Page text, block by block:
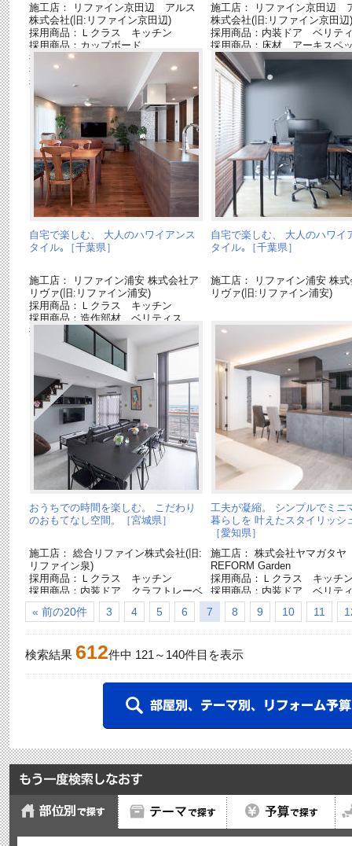
施工店： リファイン京田辺 アルス
株式会社(旧:リファイン京田辺)
採用商品：Ｌクラス キッチン
採用商品：カップボード
採用商品：内装ドア ベリティス
採用商品：シンクロ調色LED照明
採用商品：床材 アーキスペックフロ
アー
施工店： リファイン京田辺
株式会社(旧:リファイン京田辺)
採用商品：内装ドア ベリテ
採用商品：床材 アーキスペ
アー
自宅で楽しむ、 大人のハワイアンス
タイル｡［千葉県］
施工店： リファイン浦安 株式会社ア
リヴァ(旧:リファイン浦安)
採用商品：Ｌクラス キッチン
採用商品：造作部材 ベリティス
採用商品：照明器具
自宅で楽しむ、 大人のハワイ
タイル｡［千葉県］
施工店： リファイン浦安 株式
リヴァ(旧:リファイン浦安)
おうちでの時間を楽しむ。 こだわり
のおもてなし空間。［宮城県］
施工店： 総合リファイン株式会社(旧:
リファイン泉)
採用商品：Ｌクラス キッチン
採用商品：内装ドア クラフトレーベ
ル
採用商品：システム階段 ベリティス
工夫が凝縮。 シンプルでミニ
暮らしを 叶えたスタイリッシ
［愛知県］
施工店： 株式会社ヤマガタ
REFORM Garden
採用商品：Ｌクラス キッチ
採用商品：内装ドア ベリテ
採用商品：床材 ラピスタイ
« 前の20件 3 4 5 6 7 8 9 10 11
検索結果 612件中 121 ～ 140件目を表示